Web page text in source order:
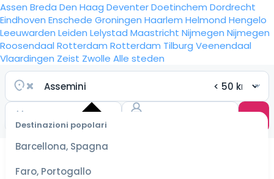
Assen Breda Den Haag DeventerDoetinchem Dordrecht
Eindhoven Enschede Groningen Haarlem Helmond Hengelo
Leeuwarden Leiden Lelystad Maastricht Nijmegen Nijmegen
Roosendaal Rotterdam Rotterdam Tilburg Veenendaal
Vlaardingen Zeist Zwolle Alle steden
Destinazioni popolari
Barcellona, Spagna
Faro, Portogallo
Seleziona
le date
tariffe